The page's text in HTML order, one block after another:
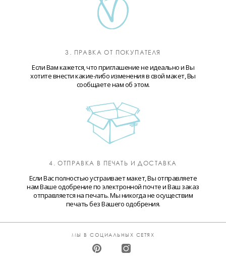
3. ПРАВКА ОТ ПОКУПАТЕЛЯ
Если Вам кажется, что приглашение не идеально и Вы
хотите внести какие-либо изменения в свой макет, Вы
сообщаете нам об этом.
4. ОТПРАВКА В ПЕЧАТЬ И ДОСТАВКА
Если Вас полностью устраивает макет, Вы отправляете
нам Ваше одобрение по электронной почте и Ваш заказ
отправляется на печать. Мы никогда не осуществим
печать без Вашего одобрения.
МЫ В СОЦИАЛЬНЫХ СЕТЯХ